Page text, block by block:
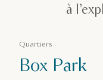
à
Quartiers
Box Park